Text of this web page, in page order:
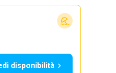
disponibilità